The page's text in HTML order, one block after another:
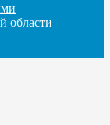
области